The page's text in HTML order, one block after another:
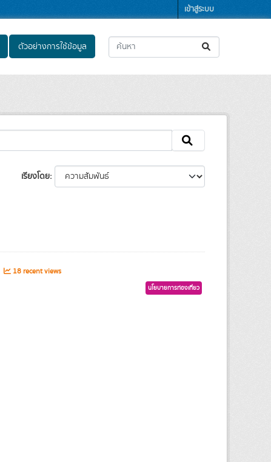
เข้าสู่ระบบ
ตัวอย่างการใช้ข้อมูล
เรียงโดย
18 recent views
นโยบายการท่องเที่ยว